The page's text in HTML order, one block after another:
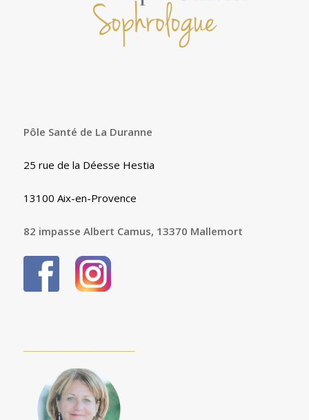
Pôle Santé de La Duranne
25 rue de la Déesse Hestia
13100 Aix-en-Provence
82 impasse Albert Camus, 13370 Mallemort